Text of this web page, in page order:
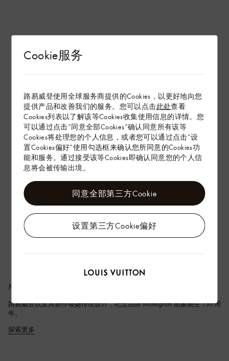
Cookie服务
路易威登使用全球服务商提供的Cookies，以更好地向您
提供产品和改善我们的服务。您可以点击此处查看
Cookies列表以了解该等Cookies收集使用信息的详情。您
可以通过点击“同意全部Cookies”确认同意所有该等
Cookies将处理您的个人信息，或者您可以通过点击“设
置Cookies偏好”使用勾选框来确认您所同意的Cookies功
能和服务。通过接受该等Cookies即确认同意您的个人信
息将会被传输出境。
设置第三方Cookie偏好
同意全部第三方Cookie
Monogram Anniversary
路易威登以皮具新作颂扬传统设计，纪念品牌 Monogram 图案诞生 130 周
年。
探索更多